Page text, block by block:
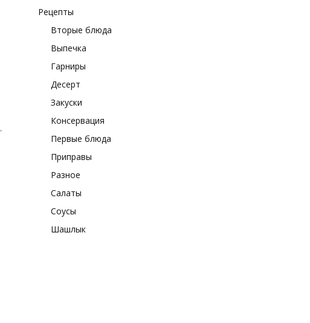
Рецепты
Вторые блюда
Выпечка
Гарниры
Десерт
Закуски
Консервация
Первые блюда
Приправы
Разное
Салаты
Соусы
Шашлык